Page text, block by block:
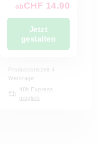
abCHF 14.90
Jetzt
gestalten
Produktionszeit 4
Werktage
48h Express
möglich